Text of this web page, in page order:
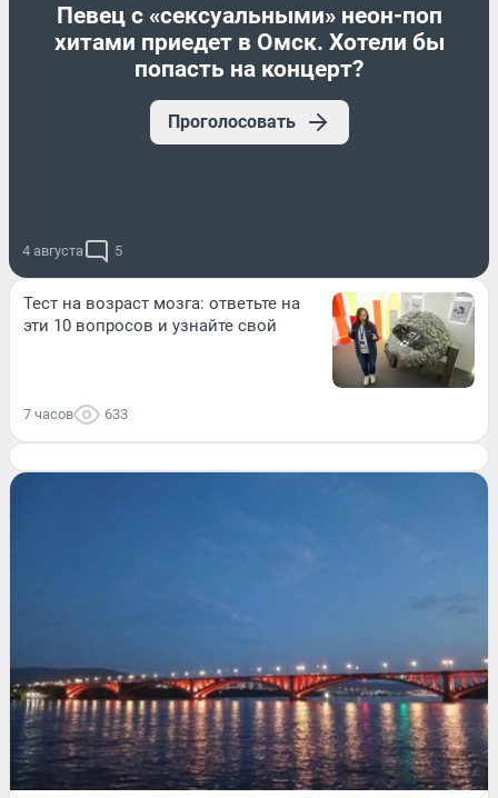
Певец с «сексуальными» неон-поп
хитами приедет в Омск. Хотели бы
попасть на концерт?
Проголосовать
4 августа 5
Тест на возраст мозга: ответьте на
эти 10 вопросов и узнайте свой
7 часов 633